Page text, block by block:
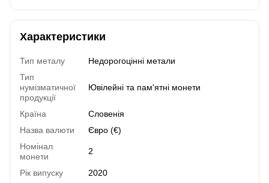
Характеристики
Тип металу
Недорогоцінні метали
Тип
нумізматичної
продукції
Ювілейні та пам'ятні монети
Країна
Словенія
Назва валюти
Євро (€)
Номінал
монети
2
Рік випуску
2020